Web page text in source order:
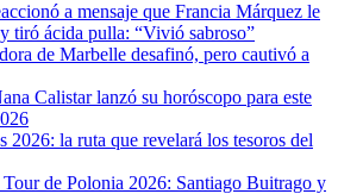
a mensaje que Francia Márquez le
tiró ácida pulla: “Vivió sabroso”
de Marbelle desafinó, pero cautivó a
Calistar lanzó su horóscopo para este
2026: la ruta que revelará los tesoros del
de Polonia 2026: Santiago Buitrago y